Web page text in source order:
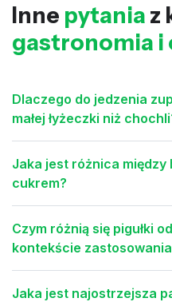
Inne pytania z
gastronomia i
Dlaczego do jedzenia
małej łyżeczki niż
Jaka jest różnica między
cukrem?
Czym różnią się pigułki
kontekście zastosowania
Jaka jest najostrzejsza